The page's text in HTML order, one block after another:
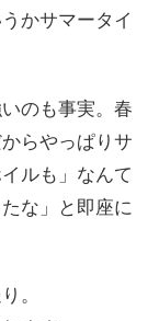
かサマータイ
のも事実。春
らやっぱりサ
ルも」なんて
な」と即座に
。